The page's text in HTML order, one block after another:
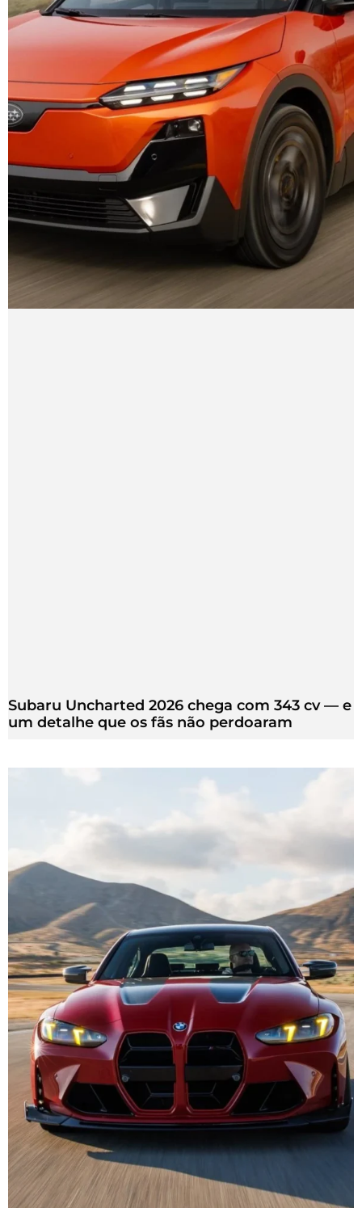
Subaru Uncharted 2026 chega com 343 cv — e
um detalhe que os fãs não perdoaram